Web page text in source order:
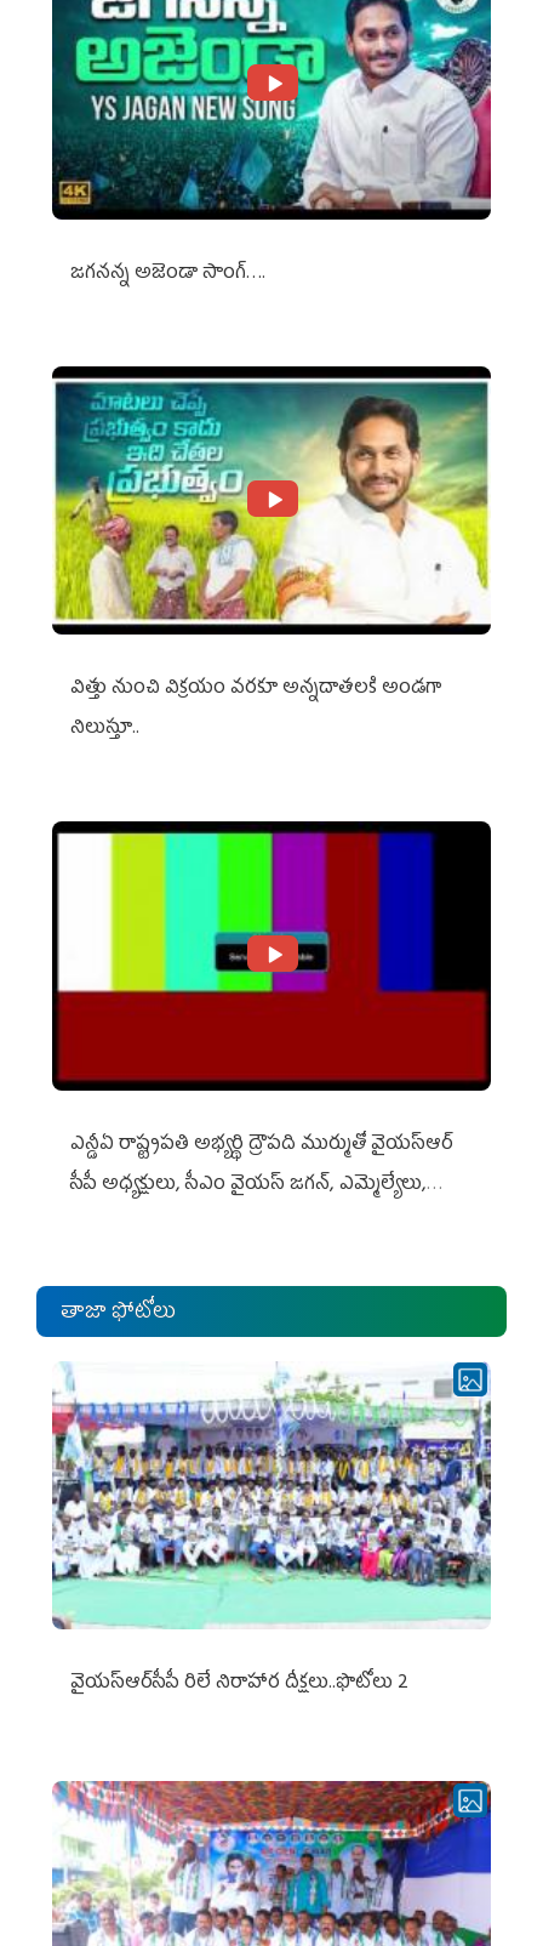
జగనన్న అజెండా సాంగ్….
విత్తు నుంచి విక్రయం వరకూ అన్నదాతలకి అండగా
నిలుస్తూ..
ఎన్డీఏ రాష్ట్ర‌ప‌తి అభ్య‌ర్థి ద్రౌప‌ది ముర్ముతో వైయ‌స్ఆర్
సీపీ అధ్య‌క్షులు, సీఎం వైయ‌స్ జ‌గ‌న్, ఎమ్మెల్యేలు,
తాజా ఫోటోలు
వైయ‌స్ఆర్‌సీపీ రిలే నిరాహార దీక్షలు..ఫొటోలు 2